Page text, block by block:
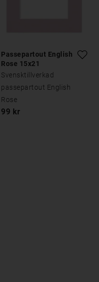
Passepartout English
Rose 15x21
Svensktillverkad
passepartout English
Rose
99 kr